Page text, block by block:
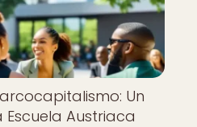
Un
Austriaca